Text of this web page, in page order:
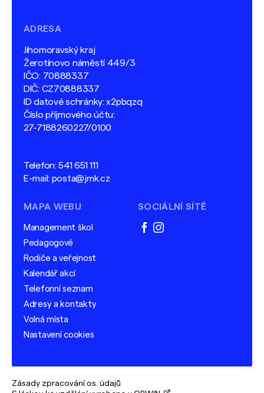
ADRESA
Jihomoravský kraj
Žerotínovo náměstí 449/3
IČO: 70888337
DIČ: CZ70888337
ID datové schránky: x2pbqzq
Číslo příjmového účtu:
27-7188260227/0100
Telefon:541 651 111
E-mail: posta@jmk.cz
MAPA WEBU
Management škol
Pedagogové
Rodiče a veřejnost
Kalendář akcí
Telefonní seznam
Adresy a kontakty
Volná místa
Nastavení cookies
SOCIÁLNÍ SÍTĚ
facebook
instagram
Zásady zpracování os. údajů